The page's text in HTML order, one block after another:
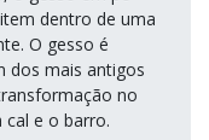
dentro de uma
O gesso é
dos mais antigos
no
e o barro.